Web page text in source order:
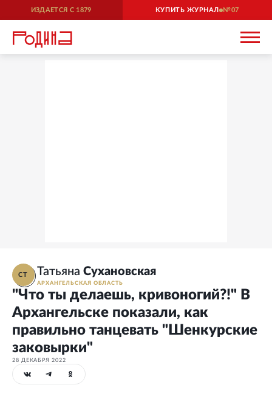
ИЗДАЕТСЯ С 1879 КУПИТЬ ЖУРНАЛ 07
СТ Татьяна Сухановская
АРХАНГЕЛЬСКАЯ ОБЛАСТЬ
"Что ты делаешь, кривоногий?!" В
Архангельске показали, как
правильно танцевать "Шенкурские
заковырки"
28 ДЕКАБРЯ 2022